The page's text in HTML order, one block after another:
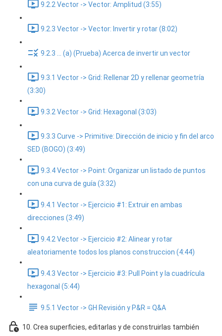
9.2.2 Vector -> Vector: Amplitud (3:55)
9.2.3 Vector -> Vector: Invertir y rotar (8:02)
9.2.3 ... (a) (Prueba) Acerca de invertir un vector
9.3.1 Vector -> Grid: Rellenar 2D y rellenar geometría
(3:30)
9.3.2 Vector -> Grid: Hexagonal (3:03)
9.3.3 Curve -> Primitive: Dirección de inicio y fin del arco
SED (BOGO) (3:49)
9.3.4 Vector -> Point: Organizar un listado de puntos
con una curva de guía (3:32)
9.4.1 Vector -> Ejercicio #1: Extruir en ambas
direcciones (3:49)
9.4.2 Vector -> Ejercicio #2: Alinear y rotar
aleatoriamente todos los planos construccion (4:44)
9.4.3 Vector -> Ejercicio #3: Pull Point y la cuadrícula
hexagonal (5:44)
9.5.1 Vector -> GH Revisión y P&R = Q&A
10. Crea superficies, editarlas y de construirlas también